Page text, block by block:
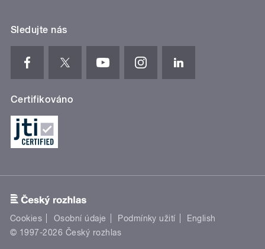
Sledujte nás
Certifikováno
Cookies Osobní údaje Podmínky užití
English
© 1997-2026 Český rozhlas